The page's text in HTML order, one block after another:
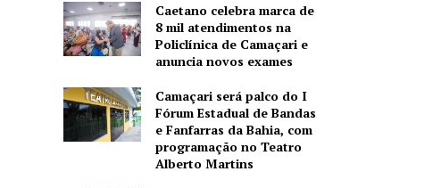
Caetano celebra marca de
8 mil atendimentos na
Policlínica de Camaçari e
anuncia novos exames
Camaçari será palco do I
Fórum Estadual de Bandas
e Fanfarras da Bahia, com
programação no Teatro
Alberto Martins